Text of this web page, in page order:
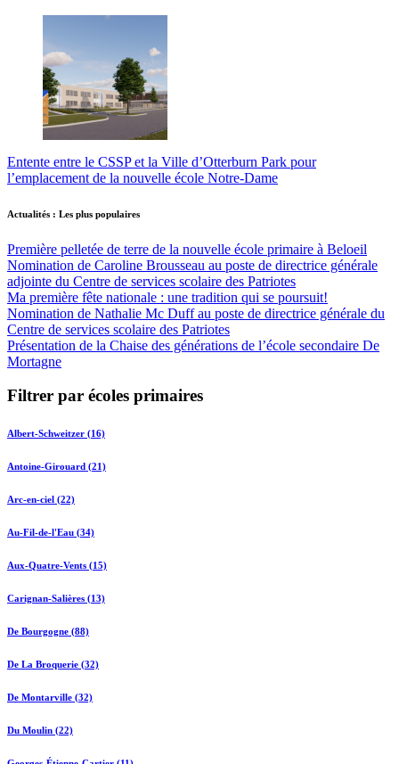
Entente entre le CSSP et la Ville d’Otterburn Park pour
l’emplacement de la nouvelle école Notre-Dame
Actualités : Les plus populaires
Première pelletée de terre de la nouvelle école primaire à Beloeil
Nomination de Caroline Brousseau au poste de directrice générale
adjointe du Centre de services scolaire des Patriotes
Ma première fête nationale : une tradition qui se poursuit!
Nomination de Nathalie Mc Duff au poste de directrice générale du
Centre de services scolaire des Patriotes
Présentation de la Chaise des générations de l’école secondaire De
Mortagne
Filtrer par écoles primaires
Albert-Schweitzer (16)
Antoine-Girouard (21)
Arc-en-ciel (22)
Au-Fil-de-l'Eau (34)
Aux-Quatre-Vents (15)
Carignan-Salières (13)
De Bourgogne (88)
De La Broquerie (32)
De Montarville (32)
Du Moulin (22)